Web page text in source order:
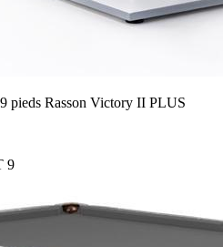
pieds Rasson Victory II PLUS
9